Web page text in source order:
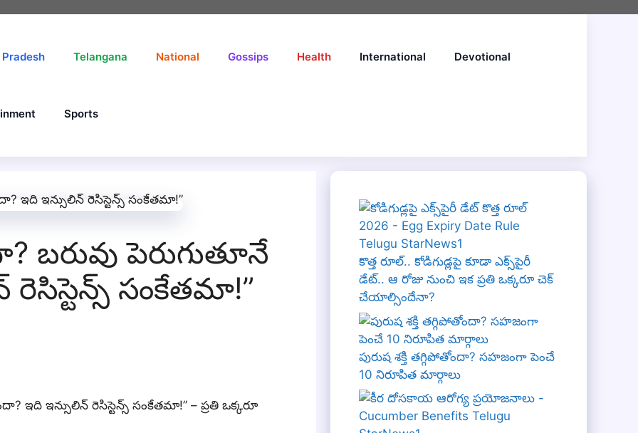
Telangana National Gossips Health International Devotional
Sports
బరువు పెరుగుతూనే
సంకేతమా!”
ఇది ఇన్సులిన్ రెసిస్టెన్స్ సంకేతమా!” – ప్రతి ఒక్కరూ
కొత్త రూల్.. కోడిగుడ్లపై కూడా ఎక్స్‌పైరీ
డేట్.. ఆ రోజు నుంచి ఇక ప్రతి ఒక్కరూ చెక్
చేయాల్సిందేనా?
పురుష శక్తి తగ్గిపోతోందా? సహజంగా పెంచే
10 నిరూపిత మార్గాలు